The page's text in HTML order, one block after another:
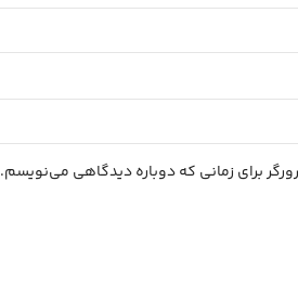
برای زمانی که دوباره دیدگاهی می‌نویسم.